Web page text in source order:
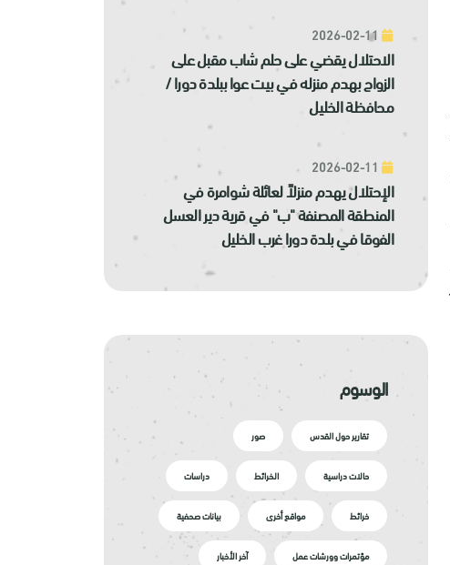
الاحتلال يقضي على حلم شاب مقبل على
الزواج بهدم منزله في بيت عوا ببلدة دورا /
محافظة الخليل
الإحتلال يهدم منزلاً لعائلة شوامرة في
المنطقة المصنفة "ب" في قرية دير العسل
الفوقا في بلدة دورا غرب الخليل
الوسوم
تقارير حول القدس صور
حالات دراسية الخرائط دراسات
خرائط مواقع أخرى بيانات صحفية
مؤتمرات وورشات عمل آخر الأخبار